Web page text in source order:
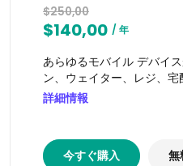
$250,00
$140,00 / 年
あらゆるモバイル デバイ
ン、ウェイター、レジ、宅
詳細情報
今すぐ購入 無